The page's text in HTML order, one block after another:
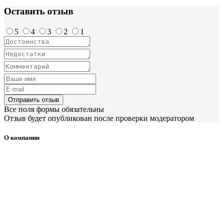
Оставить отзыв
5 4 3 2 1
Отправить отзыв
Все поля формы обязательны
Отзыв будет опубликован после проверки модератором
О компании